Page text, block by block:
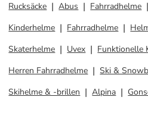
Rucksäcke
Abus Fahrradhelme
Kinderhelme
Fahrradhelme
Skaterhelme
Uvex
Funktionelle
Herren Fahrradhelme
Ski &
Skihelme & -brillen
Alpina